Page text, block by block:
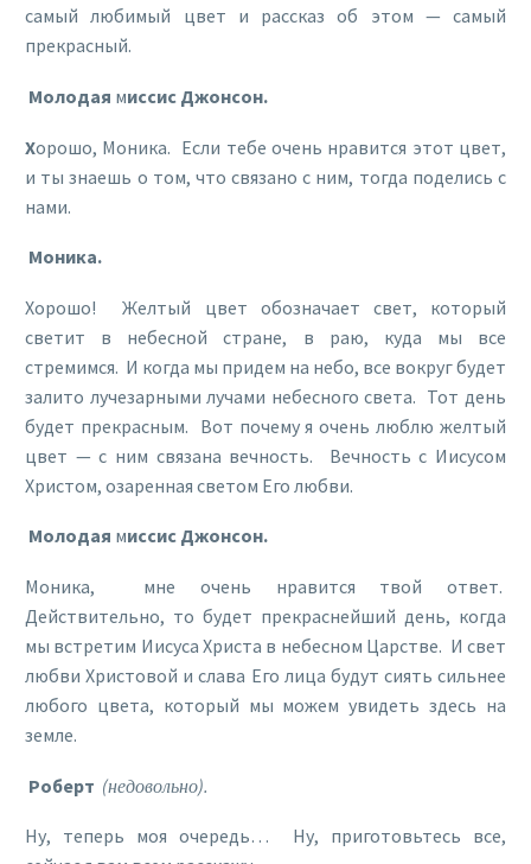
самый любимый цвет и рассказ об этом — самый
прекрасный.
Молодая миссис Джонсон.
Хорошо, Моника. Если тебе очень нравится этот цвет,
и ты знаешь о том, что связано с ним, тогда поделись с
нами.
Моника.
Хорошо! Желтый цвет обозначает свет, который
светит в небесной стране, в раю, куда мы все
стремимся. И когда мы придем на небо, все вокруг будет
залито лучезарными лучами небесного света. Тот день
будет прекрасным. Вот почему я очень люблю желтый
цвет — с ним связана вечность. Вечность с Иисусом
Христом, озаренная светом Его любви.
Молодая миссис Джонсон.
Моника, мне очень нравится твой ответ.
Действительно, то будет прекраснейший день, когда
мы встретим Иисуса Христа в небесном Царстве. И свет
любви Христовой и слава Его лица будут сиять сильнее
любого цвета, который мы можем увидеть здесь на
земле.
Роберт (недовольно).
Ну, теперь моя очередь… Ну, приготовьтесь все,